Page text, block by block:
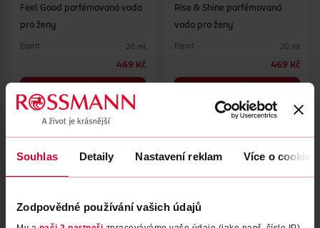
Souhlas Detaily Nastavení reklam Více o cookies
Zodpovědné používání vašich údajů
Feel Good parfémovaná voda
pro ženy
Esprit 20 ml
469 Kč
Obj. č.: 1311037
Rise & Shine parfémovaná
voda pro ženy
Esprit 20 ml
469 Kč
Obj. č.: 1158311